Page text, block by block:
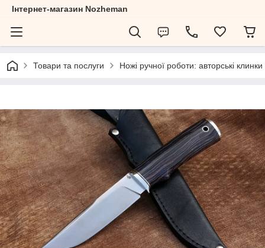
Інтернет-магазин Nozheman
Товари та послуги Ножі ручної роботи: авторські